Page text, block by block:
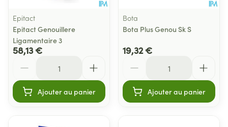
Epitact
Epitact Genouillere
Ligamentaire 3
58,13 €
Ajouter au panier
Bota
Bota Plus Genou Sk S
19,32 €
Ajouter au panier